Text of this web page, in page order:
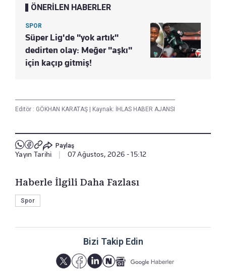
ÖNERİLEN HABERLER
SPOR
Süper Lig'de "yok artık"
dedirten olay: Meğer "aşkı"
için kaçıp gitmiş!
Editör : GÖKHAN KARATAŞ Kaynak: İHLAS HABER AJANSI
Paylaş
Yayın Tarihi 07 Ağustos, 2026 - 15:12
Haberle İlgili Daha Fazlası
Spor
Bizi Takip Edin